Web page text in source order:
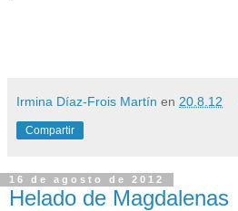
Irmina Díaz-Frois Martín en 20.8.12
Compartir
16 de agosto de 2012
Helado de Magdalenas